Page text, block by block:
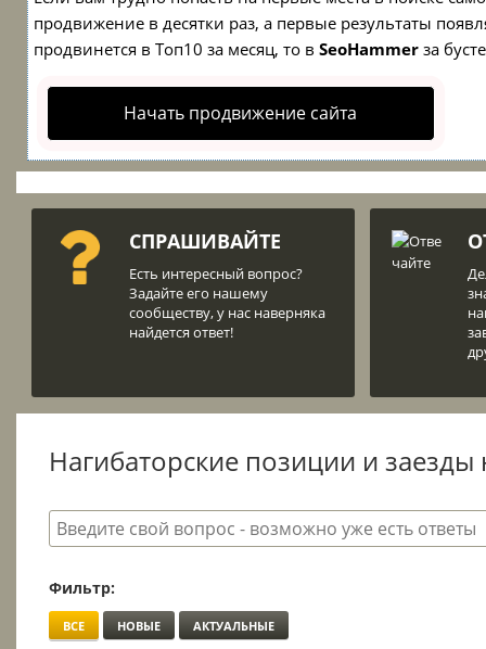
продвижение в десятки раз, а первые результаты
продвинется в Топ10 за месяц, то в SeoHammerза
Начать продвижение сайта
СПРАШИВАЙТЕ
Есть интересный вопрос?
Задайте его нашему
сообществу, у нас наверняка
найдется ответ!
Нагибаторские позиции и заезды
Фильтр:
ВСЕ НОВЫЕ АКТУАЛЬНЫЕ